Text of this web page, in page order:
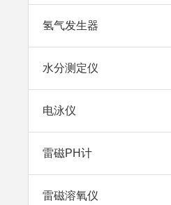
氢气发生器
水分测定仪
电泳仪
雷磁PH计
雷磁溶氧仪